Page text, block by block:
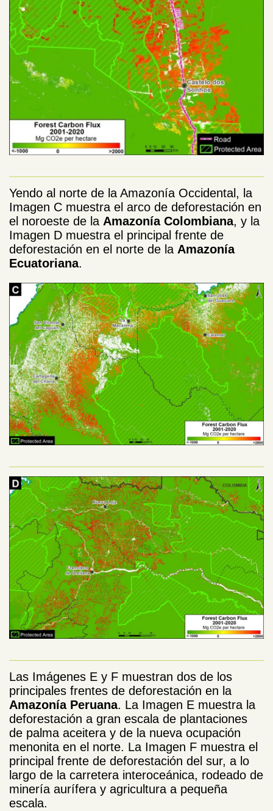
Yendo al norte de la Amazonía Occidental, la
Imagen C muestra el arco de deforestación en
el noroeste de la Amazonía Colombiana, y la
Imagen D muestra el principal frente de
deforestación en el norte de la Amazonía
Ecuatoriana.
Las Imágenes E y F muestran dos de los
principales frentes de deforestación en la
Amazonía Peruana. La Imagen E muestra la
deforestación a gran escala de plantaciones
de palma aceitera y de la nueva ocupación
menonita en el norte. La Imagen F muestra el
principal frente de deforestación del sur, a lo
largo de la carretera interoceánica, rodeado de
minería aurífera y agricultura a pequeña
escala.